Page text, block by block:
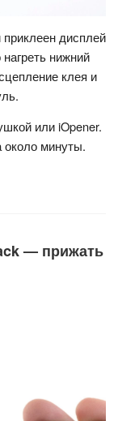
дисплей
нижний
клея и
или iOpener.
минуты.
— прижать